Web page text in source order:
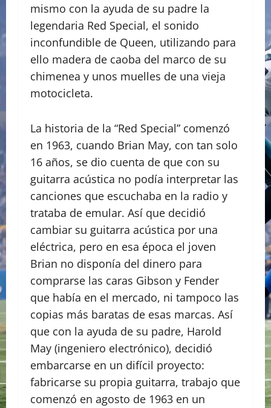
mismo con la ayuda de su padre la
legendaria Red Special, el sonido
inconfundible de Queen, utilizando para
ello madera de caoba del marco de su
chimenea y unos muelles de una vieja
motocicleta.
La historia de la “Red Special” comenzó
en 1963, cuando Brian May, con tan solo
16 años, se dio cuenta de que con su
guitarra acústica no podía interpretar las
canciones que escuchaba en la radio y
trataba de emular. Así que decidió
cambiar su guitarra acústica por una
eléctrica, pero en esa época el joven
Brian no disponía del dinero para
comprarse las caras Gibson y Fender
que había en el mercado, ni tampoco las
copias más baratas de esas marcas. Así
que con la ayuda de su padre, Harold
May (ingeniero electrónico), decidió
embarcarse en un difícil proyecto:
fabricarse su propia guitarra, trabajo que
comenzó en agosto de 1963 en un